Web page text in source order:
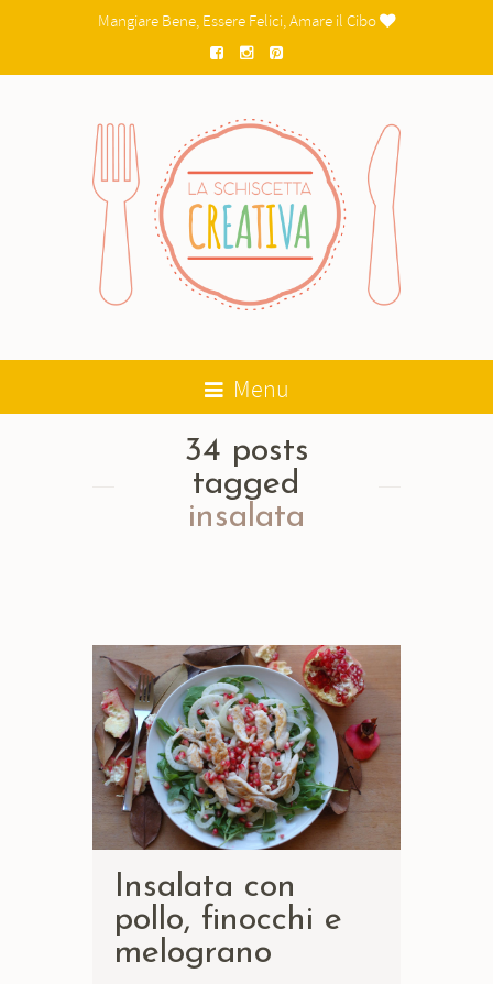
Mangiare Bene, Essere Felici, Amare il Cibo 
Menu
34 posts
tagged
insalata
Insalata con
pollo, finocchi e
melograno